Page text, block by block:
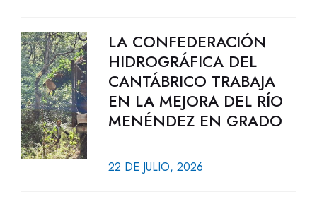
LA CONFEDERACIÓN
HIDROGRÁFICA DEL
CANTÁBRICO TRABAJA
EN LA MEJORA DEL RÍO
MENÉNDEZ EN GRADO
22 DE JULIO, 2026